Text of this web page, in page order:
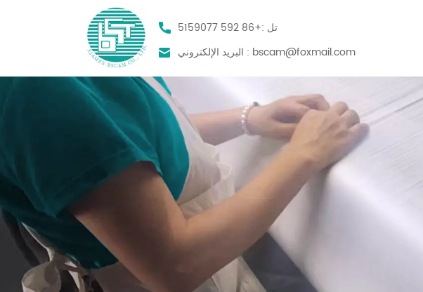
تل :+86 592 5159077
البريد الإلكتروني : bscam@foxmail.com